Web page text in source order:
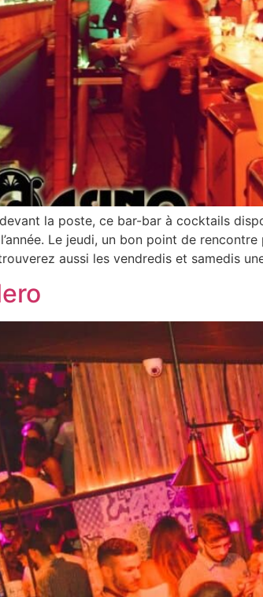
la poste, ce bar-bar à cocktails
Le jeudi, un bon point de
aussi les vendredis et samedis